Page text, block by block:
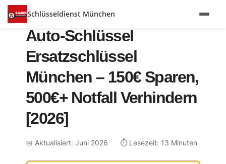
Schlüsseldienst München
Auto-Schlüssel
Ersatzschlüssel
München – 150€ Sparen,
500€+ Notfall Verhindern
[2026]
📅 Aktualisiert: Juni 2026 ⏱️ Lesezeit: 13 Minuten